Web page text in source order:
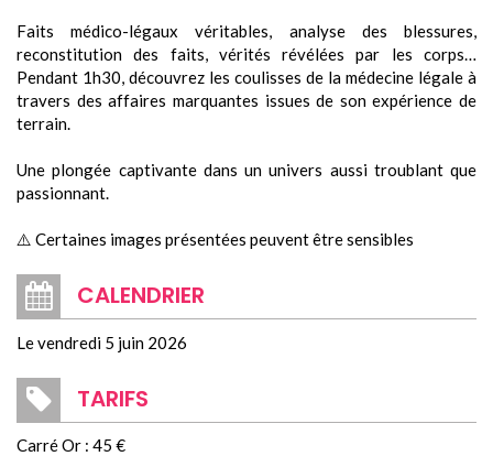
Faits médico-légaux véritables, analyse des blessures,
reconstitution des faits, vérités révélées par les corps…
Pendant 1h30, découvrez les coulisses de la médecine légale à
travers des affaires marquantes issues de son expérience de
terrain.
Une plongée captivante dans un univers aussi troublant que
passionnant.
⚠️ Certaines images présentées peuvent être sensibles
CALENDRIER
Le vendredi 5 juin 2026
TARIFS
Carré Or : 45 €